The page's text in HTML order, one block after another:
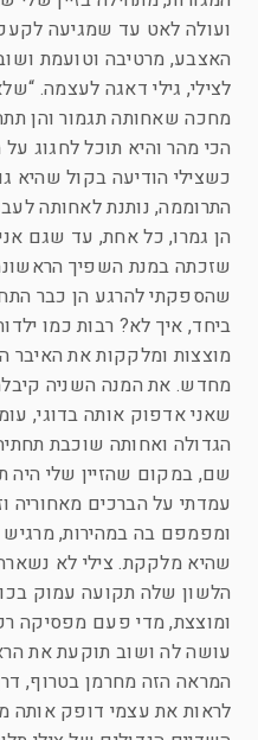
ועולה לאט עד שמגיעה
האצבע, מרטיבה וטועמת
לצילי, גילי דאגה לעצמה.
מחכה שאחותה תגמור והן
הכי מהר והיא תוכל לחגוג
כשצילי הודיעה בקול שהיא
התרוממה, נותנת לאחותה
הן גמרו, כל אחת, עד שגם
שזכתה במנת השפיך
שהספקתי להרגע הן כבר
ביחד, איך לא? רבות כמו
מוצצות ומלקקות את האיבר
מחדש. את המנה השניה
שאני אדפוק אותה בדוגי,
הגדולה ואחותה שוכבת
שם, במקום שהזיין שלי היה
עמדתי על הברכים מאחוריה
ומפמפם בה במהירות,
שהיא מלקקת. צילי לא
הלשון שלה תקועה עמוק
ומוצצת, מדי פעם מפסיקה
עושה לה ושוב תוקעת את
המראה הזה מחרמן בטרוף,
לראות את עצמי דופק אותה